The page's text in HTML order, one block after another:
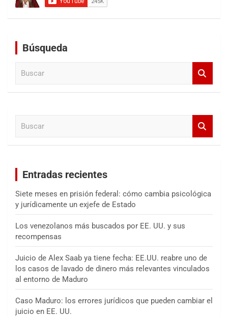
Búsqueda
Entradas recientes
Siete meses en prisión federal: cómo cambia psicológica
y jurídicamente un exjefe de Estado
Los venezolanos más buscados por EE. UU. y sus
recompensas
Juicio de Alex Saab ya tiene fecha: EE.UU. reabre uno de
los casos de lavado de dinero más relevantes vinculados
al entorno de Maduro
Caso Maduro: los errores jurídicos que pueden cambiar el
juicio en EE. UU.